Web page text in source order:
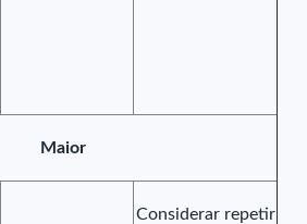
Maior
Considerar repetir